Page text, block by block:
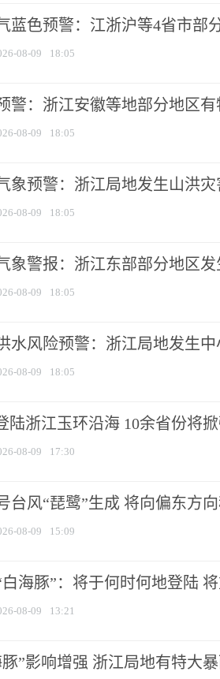
蓝色预警：江浙沪等4省市部
08-09 18:05
警：浙江安徽等地部分地区有
08-09 18:05
象预警：浙江局地发生山洪
08-09 18:05
象警报：浙江东部部分地区
08-09 18:05
水风险预警：浙江局地发生
08-09 18:05
陆浙江玉环沿海 10余省份将
08-09 17:30
台风“琵鹭”生成 将向偏东方
08-09 15:09
白海豚”：将于何时何地登陆
08-09 13:21
”影响增强 浙江局地有特大